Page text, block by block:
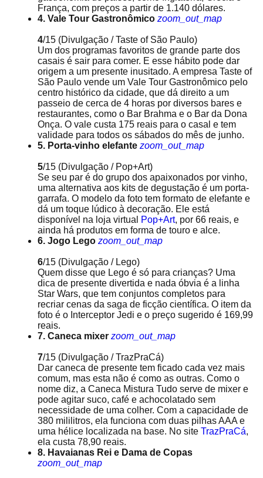
França, com preços a partir de 1.140 dólares.
4. Vale Tour Gastronômico zoom_out_map
4/15 (Divulgação / Taste of São Paulo)
Um dos programas favoritos de grande parte dos
casais é sair para comer. E esse hábito pode dar
origem a um presente inusitado. A empresa Taste of
São Paulo vende um Vale Tour Gastronômico pelo
centro histórico da cidade, que dá direito a um
passeio de cerca de 4 horas por diversos bares e
restaurantes, como o Bar Brahma e o Bar da Dona
Onça. O vale custa 175 reais para o casal e tem
validade para todos os sábados do mês de junho.
5. Porta-vinho elefante zoom_out_map
5/15 (Divulgação / Pop+Art)
Se seu par é do grupo dos apaixonados por vinho,
uma alternativa aos kits de degustação é um porta-
garrafa. O modelo da foto tem formato de elefante e
dá um toque lúdico à decoração. Ele está
disponível na loja virtual
Pop+Art, por 66 reais, e
ainda há produtos em forma de touro e alce.
6. Jogo Lego zoom_out_map
6/15 (Divulgação / Lego)
Quem disse que Lego é só para crianças? Uma
dica de presente divertida e nada óbvia é a linha
Star Wars, que tem conjuntos completos para
recriar cenas da saga de ficção científica. O item da
foto é o Interceptor Jedi e o preço sugerido é 169,99
reais.
7. Caneca mixer zoom_out_map
7/15 (Divulgação / TrazPraCá)
Dar caneca de presente tem ficado cada vez mais
comum, mas esta não é como as outras. Como o
nome diz, a Caneca Mistura Tudo serve de mixer e
pode agitar suco, café e achocolatado sem
necessidade de uma colher. Com a capacidade de
380 mililitros, ela funciona com duas pilhas AAA e
uma hélice localizada na base. No site TrazPraCá,
ela custa 78,90 reais.
8. Havaianas Rei e Dama de Copas
zoom_out_map